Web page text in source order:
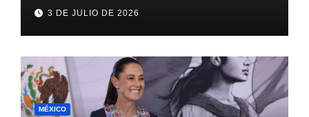
3 DE JULIO DE 2026
MÉXICO